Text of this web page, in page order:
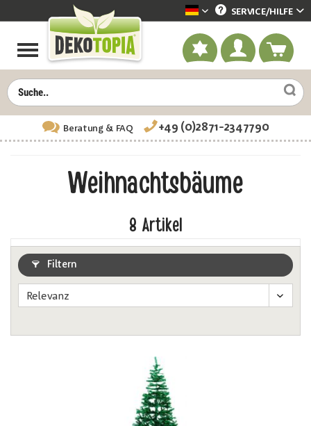
Dekotopia deutsch
SERVICE/HILFE
Beratung& FAQ +49 (0)2871-2347790
Weihnachtsbäume
8 Artikel
Filtern